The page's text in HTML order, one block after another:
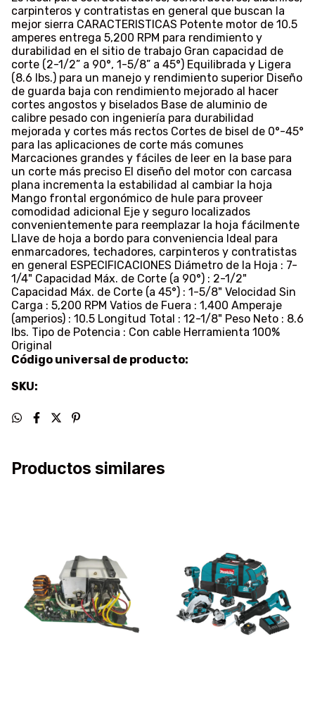
carpinteros y contratistas en general que buscan la
mejor sierra CARACTERISTICAS Potente motor de 10.5
amperes entrega 5,200 RPM para rendimiento y
durabilidad en el sitio de trabajo Gran capacidad de
corte (2-1/2” a 90°, 1-5/8” a 45°) Equilibrada y Ligera
(8.6 lbs.) para un manejo y rendimiento superior Diseño
de guarda baja con rendimiento mejorado al hacer
cortes angostos y biselados Base de aluminio de
calibre pesado con ingeniería para durabilidad
mejorada y cortes más rectos Cortes de bisel de 0°-45°
para las aplicaciones de corte más comunes
Marcaciones grandes y fáciles de leer en la base para
un corte más preciso El diseño del motor con carcasa
plana incrementa la estabilidad al cambiar la hoja
Mango frontal ergonómico de hule para proveer
comodidad adicional Eje y seguro localizados
convenientemente para reemplazar la hoja fácilmente
Llave de hoja a bordo para conveniencia Ideal para
enmarcadores, techadores, carpinteros y contratistas
en general ESPECIFICACIONES Diámetro de la Hoja : 7-
1/4" Capacidad Máx. de Corte (a 90°) : 2-1/2"
Capacidad Máx. de Corte (a 45°) : 1-5/8" Velocidad Sin
Carga : 5,200 RPM Vatios de Fuera : 1,400 Amperaje
(amperios) : 10.5 Longitud Total : 12-1/8" Peso Neto : 8.6
lbs. Tipo de Potencia : Con cable Herramienta 100%
Original
Código universal de producto:
SKU:
Productos similares